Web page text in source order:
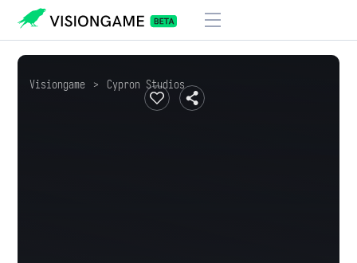
Visiongame > Cypron Studios